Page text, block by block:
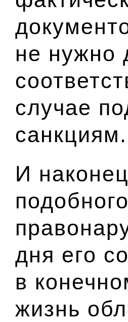
не нужно
случае
санкциям.
И
дня его
в
жизнь